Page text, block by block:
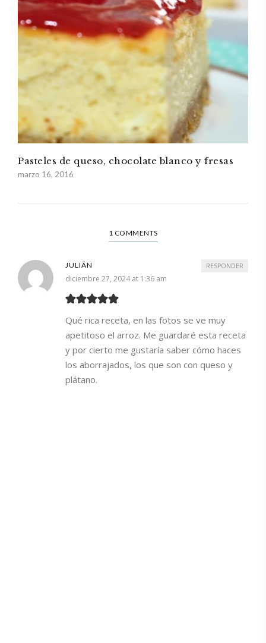
Pasteles de queso, chocolate blanco y fresas
marzo 16, 2016
1 COMMENTS
JULIÁN
diciembre 27, 2024 at 1:36 am
Qué rica receta, en las fotos se ve muy
apetitoso el arroz. Me guardaré esta receta
y por cierto me gustaría saber cómo haces
los aborrajados, los que son con queso y
plátano.
RESPONDER